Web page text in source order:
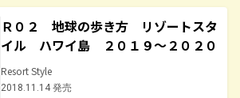
Ｒ０２ 地球の歩き方 リゾートスタ
イル ハワイ島 ２０１９～２０２０
Resort Style
2018.11.14 発売